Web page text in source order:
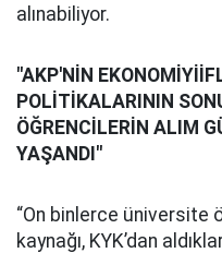
alınabiliyor.
"AKP'NİN
POLİTİKALARININ
ÖĞRENCİLERİN ALIM
YAŞANDI"
“On binlerce üniversite
kaynağı, KYK’dan